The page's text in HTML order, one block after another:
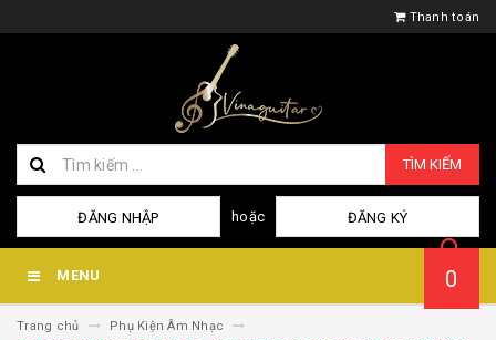
Thanh toán
TÌM KIẾM
ĐĂNG NHẬP hoặc ĐĂNG KÝ
MENU 0
Trang chủ
Phụ Kiện Âm Nhạc